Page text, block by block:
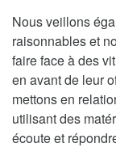
Nous veillons
raisonnables et
faire face à des
en avant de leur
mettons en
utilisant des
écoute et